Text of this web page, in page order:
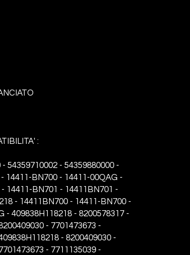
:
54359710002 - 54359880000 -
14411-BN700 - 14411-00QAG -
14411-BN701 - 14411BN701 -
- 14411BN700 - 14411-BN700 -
- 409838H118218 - 8200578317 -
- 7701473673 -
- 8200409030 -
- 7711135039 -